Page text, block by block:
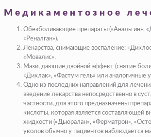
Медикаментозное
Обезболивающие препараты («Анальгин»,
«Реналган»).
Лекарства, снимающие воспаление:
«Мовалис».
Мази, дающие двойной эффект (снятие боли
«Диклак», «Фастум гель» или аналогичные
Одно из последних направлений для
введение лекарства непосредственно в
частности, для этого предназначены
кислоты, которая является составляющей
жидкости («Дьюралан», «Ферматрон»,
уколов обычно у пациентов наблюдается